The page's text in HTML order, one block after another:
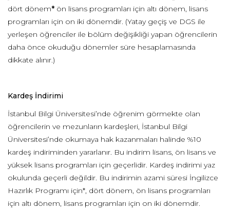
dört dönem* ön lisans programları için altı dönem, lisans
programları için on iki dönemdir. (Yatay geçiş ve DGS ile
yerleşen öğrenciler ile bölüm değişikliği yapan öğrencilerin
daha önce okuduğu dönemler süre hesaplamasında
dikkate alınır.)
Kardeş İndirimi
İstanbul Bilgi Üniversitesi’nde öğrenim görmekte olan
öğrencilerin ve mezunların kardeşleri, İstanbul Bilgi
Üniversitesi’nde okumaya hak kazanmaları halinde %10
kardeş indiriminden yararlanır. Bu indirim lisans, ön lisans ve
yüksek lisans programları için geçerlidir. Kardeş indirimi yaz
okulunda geçerli değildir. Bu indirimin azami süresi İngilizce
Hazırlık Programı için*, dört dönem, ön lisans programları
için altı dönem, lisans programları için on iki dönemdir.